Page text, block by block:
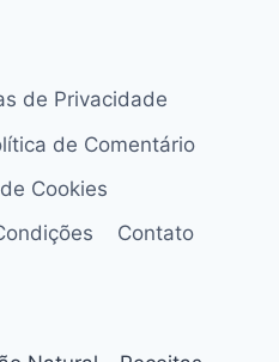
de Privacidade
de Comentário
Cookies
Contato